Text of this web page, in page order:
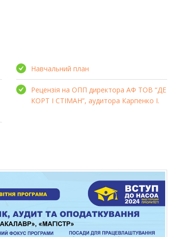
Навчальний план
Рецензія на ОПП директора АФ ТОВ “ДЕ
КОРТ І СТІМАН”, аудитора Карпенко І.